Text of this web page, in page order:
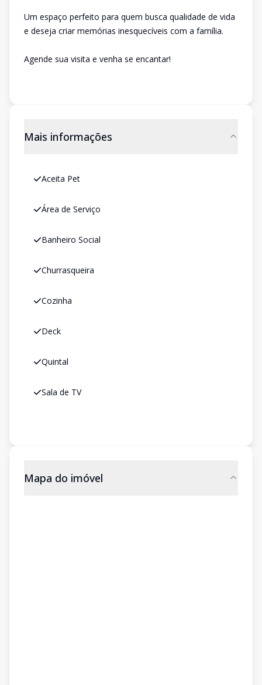
Um espaço perfeito para quem busca qualidade de vida
e deseja criar memórias inesquecíveis com a família.
Agende sua visita e venha se encantar!
Mais informações
Aceita Pet
Área de Serviço
Banheiro Social
Churrasqueira
Cozinha
Deck
Quintal
Sala de TV
Mapa do imóvel